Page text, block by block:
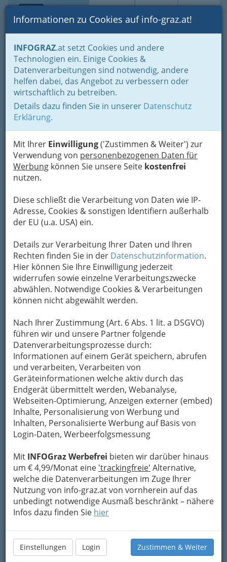
Suche Login Toggle
Informationen zu Cookies auf info-graz.at!
INFOGRAZ.at setzt Cookies und andere
Technologien ein. Einige Cookies &
Datenverarbeitungen sind notwendig, andere
helfen dabei, das Angebot zu verbessern oder
wirtschaftlich zu betreiben.
Details dazu finden Sie in unserer Datenschutz
Erklärung.
Mit Ihrer Einwilligung('Zustimmen & Weiter') zur
Verwendung von personenbezogenen Daten für
Werbung können Sie unsere Seite kostenfrei
nutzen.
Diese schließt die Verarbeitung von Daten wie IP-
Adresse, Cookies & sonstigen Identifiern außerhalb
der EU (u.a. USA) ein.
Details zur Verarbeitung Ihrer Daten und Ihren
Rechten finden Sie in der Datenschutzinformation.
Hier können Sie Ihre Einwilligung jederzeit
widerrufen sowie einzelne Verarbeitungszwecke
abwählen. Notwendige Cookies & Verarbeitungen
können nicht abgewählt werden.
Nach Ihrer Zustimmung (Art. 6 Abs. 1 lit. a DSGVO)
führen wir und unsere Partner folgende
Datenverarbeitungsprozesse durch:
Informationen auf einem Gerät speichern, abrufen
und verarbeiten, Verarbeiten von
Geräteinformationen welche aktiv durch das
Endgerät übermittelt werden, Webanalyse,
Webseiten-Optimierung, Anzeigen externer (embed)
Inhalte, Personalisierung von Werbung und
Inhalten, Personalisierte Werbung auf Basis von
Login-Daten, Werbeerfolgsmessung
Mit INFOGraz Werbefrei bieten wir darüber hinaus
um € 4,99/Monat eine 'trackingfreie' Alternative,
welche die Datenverarbeitungen im Zuge Ihrer
Nutzung von info-graz.at von vornherein auf das
unbedingt notwendige Ausmaß beschränkt – nähere
Infos dazu finden Sie hier
Einstellungen Login Zustimmen & Weiter
Home Branchen Informationsstellen
Medien - Information
Fernsehen
TV International
TV International
Bezirksauswahl
Alle Bezirke
1
CNN - Wetter
Webseite
Kategorien
E-Mail Eintrag ändern
Kategorien
Kabel1
E-Mail Eintrag ändern
Kategorien
SUPER RTL
Webseite Eintrag ändern
Kategorien
Eintrag ändern
E-Mail Eintrag ändern
Kategorien